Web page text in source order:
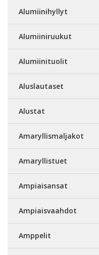
Alumiinihyllyt
Alumiiniruukut
Alumiinituolit
Aluslautaset
Alustat
Amaryllismaljakot
Amaryllistuet
Ampiaisansat
Ampiaisvaahdot
Amppelit